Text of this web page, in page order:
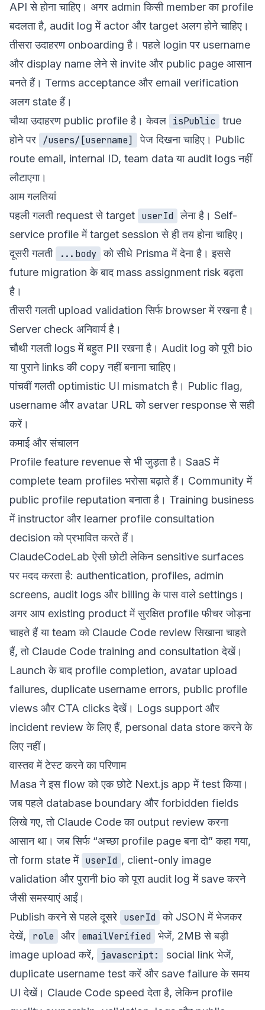
API से होना चाहिए। अगर admin किसी member का profile
बदलता है, audit log में actor और target अलग होने चाहिए।
तीसरा उदाहरण onboarding है। पहले login पर username
और display name लेने से invite और public page आसान
बनते हैं। Terms acceptance और email verification
अलग state हैं।
चौथा उदाहरण public profile है। केवल isPublic
true
होने पर
/users/[username]
पेज दिखना चाहिए। Public
route email, internal ID, team data या audit logs नहीं
लौटाएगा।
आम गलतियां
पहली गलती request से target userId लेना है। Self-
service profile में target session से ही तय होना चाहिए।
दूसरी गलती
...body को सीधे Prisma में देना है। इससे
future migration के बाद mass assignment risk बढ़ता
है।
तीसरी गलती upload validation सिर्फ browser में रखना है।
Server check अनिवार्य है।
चौथी गलती logs में बहुत PII रखना है। Audit log को पूरी bio
या पुराने links की copy नहीं बनाना चाहिए।
पांचवीं गलती optimistic UI mismatch है। Public flag,
username और avatar URL को server response से सही
करें।
कमाई और संचालन
Profile feature revenue से भी जुड़ता है। SaaS में
complete team profiles भरोसा बढ़ाते हैं। Community में
public profile reputation बनाता है। Training business
में instructor और learner profile consultation
decision को प्रभावित करते हैं।
ClaudeCodeLab ऐसी छोटी लेकिन sensitive surfaces
पर मदद करता है: authentication, profiles, admin
screens, audit logs और billing के पास वाले settings।
अगर आप existing product में सुरक्षित profile फीचर जोड़ना
चाहते हैं या team को Claude Code review सिखाना चाहते
हैं, तो Claude Code training and consultation देखें।
Launch के बाद profile completion, avatar upload
failures, duplicate username errors, public profile
views और CTA clicks देखें। Logs support और
incident review के लिए हैं, personal data store करने के
लिए नहीं।
वास्तव में टेस्ट करने का परिणाम
Masa ने इस flow को एक छोटे Next.js app में test किया।
जब पहले database boundary और forbidden fields
लिखे गए, तो Claude Code का output review करना
आसान था। जब सिर्फ “अच्छा profile page बना दो” कहा गया,
तो form state में userId , client-only image
validation और पुरानी bio को पूरा audit log में save करने
जैसी समस्याएं आईं।
Publish करने से पहले दूसरे userId को JSON में भेजकर
देखें,
role और emailVerified
भेजें, 2MB से बड़ी
image upload करें,
javascript:
social link भेजें,
duplicate username test करें और save failure के समय
UI देखें। Claude Code speed देता है, लेकिन profile